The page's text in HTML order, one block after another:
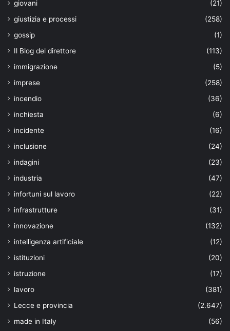
giovani
(21)
giustizia e processi
(258)
gossip
(1)
Il Blog del direttore
(113)
immigrazione
(5)
imprese
(258)
incendio
(36)
inchiesta
(6)
incidente
(16)
inclusione
(24)
indagini
(23)
industria
(47)
infortuni sul lavoro
(22)
infrastrutture
(31)
innovazione
(132)
intelligenza artificiale
(12)
istituzioni
(20)
istruzione
(17)
lavoro
(381)
Lecce e provincia
(2.647)
made in Italy
(56)